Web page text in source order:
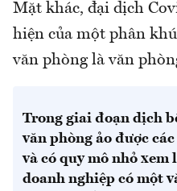
Mặt khác, đại dịch
hiện của một phân
văn phòng là văn
Trong giai đoạn dịch
văn phòng ảo được
và có quy mô nhỏ
doanh nghiệp có một